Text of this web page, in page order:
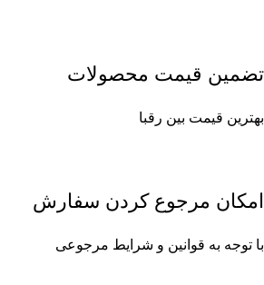
تضمین قیمت محصولات
بهترین قیمت بین رقبا
امکان مرجوع کردن سفارش
با توجه به قوانین و شرایط مرجوعی